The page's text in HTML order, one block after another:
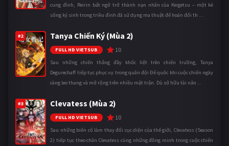
cung đình, Reirin bất ngờ trở thành nạn nhân của Keigetsu – một kẻ
sống ký sinh trong triều đình đã sử dụng ma thuật để hoán đổi th ...
#2 Tanya Chiến Ký (Mùa 2)
FULL HD VIETSUB 10
Sau những chiến thắng đầy khốc liệt trên chiến trường, Tanya
Degurechaff tiếp tục phục vụ trong quân đội Đế quốc khi cuộc chiến ngày
càng leo thang và mở rộng trên nhiều mặt trận. Dù sở hữu tài năn ...
#3 Clevatess (Mùa 2)
FULL HD VIETSUB 10
Sau những biến cố làm thay đổi cục diện của thế giới, Clevatess (Season
2) tiếp tục theo chân Clevatess cùng những đồng minh trong cuộc chiến